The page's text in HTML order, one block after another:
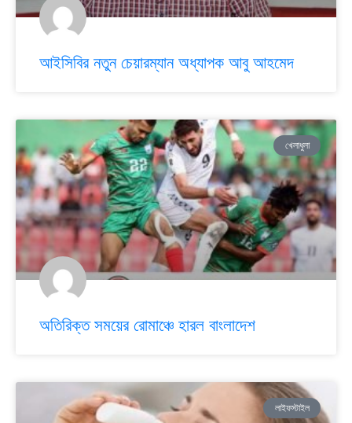
আইসিবির নতুন চেয়ারম্যান অধ্যাপক আবু আহমেদ
খেলাধুলা
অতিরিক্ত সময়ের রোমাঞ্চে হারল বাংলাদেশ
লাইফস্টাইল